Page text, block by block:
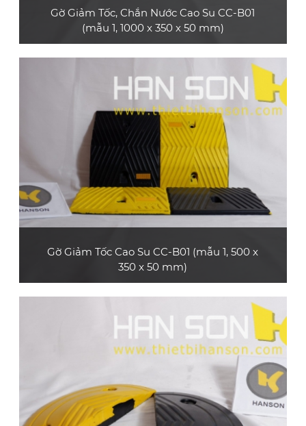
Gờ Giảm Tốc, Chắn Nước Cao Su CC-B01
(mẫu 1, 1000 x 350 x 50 mm)
loại dài 1 m) bền và đẹp, bề mặt có các dải
phản quang, phù hợp dùng cho xe ô tô con, xe
tải nhỏ, xe tải lớn, xe container
XEM CHI TIẾT
Gờ Giảm Tốc Cao Su CC-B01 (mẫu 1, 500 x
350 x 50 mm)
loại dài 0.5 m) bền và đẹp, bề mặt có các dải
phản quang, phù hợp dùng cho xe o tô con, xe
tải nhỏ, xe tải lớn, xe container